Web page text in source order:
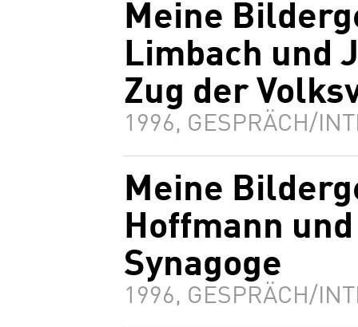
Meine
Limbach und
Zug der
1996, GESPRÄCH/
Meine
Hoffmann
Synagoge
1996, GESPRÄCH/